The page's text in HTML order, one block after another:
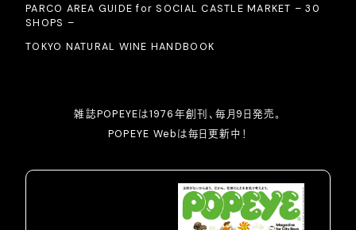
PARCO AREA GUIDE for SOCIAL CASTLE MARKET – 30
SHOPS –
TOKYO NATURAL WINE HANDBOOK
雑誌POPEYEは1976年創刊、毎月9日発売。
POPEYE Webは毎日更新中！